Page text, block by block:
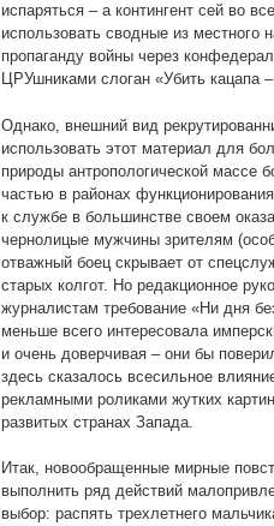
испаряться – а контингент сей во
использовать сводные из
пропаганду войны через
ЦРУшниками слоган «Убить кацапа
Однако, внешний вид
использовать этот материал для
природы антропологической массе
частью в районах
к службе в большинстве своем
чернолицые мужчины зрителям
отважный боец скрывает от
старых колгот. Но редакционное
журналистам требование «Ни дня
меньше всего интересовала
и очень доверчивая – они бы
здесь сказалось всесильное
рекламными роликами жутких
развитых странах Запада.
Итак, новообращенные мирные
выполнить ряд действий
выбор: распять трехлетнего